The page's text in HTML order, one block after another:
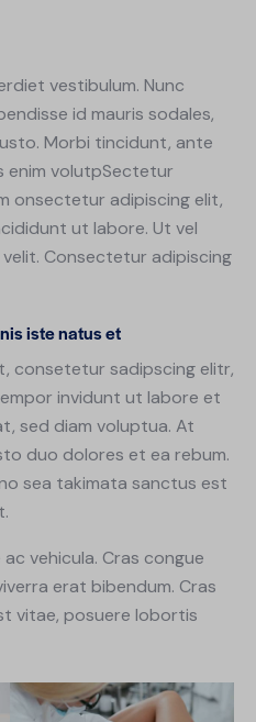
vestibulum. Nunc
id mauris sodales,
Morbi tincidunt, ante
enim volutpSectetur
onsectetur adipiscing elit,
ut labore. Ut vel
Consectetur adipiscing
iste natus et
consetetur sadipscing elitr,
invidunt ut labore et
sed diam voluptua. At
duo dolores et ea rebum.
sea takimata sanctus est
vehicula. Cras congue
erat bibendum. Cras
vitae, posuere lobortis